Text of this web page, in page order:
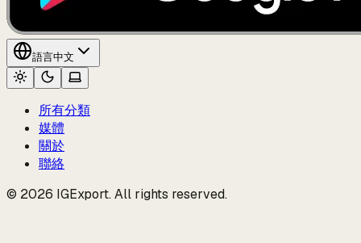
語言中文
所有分類
媒體
關於
聯絡
© 2026 IGExport. All rights reserved.